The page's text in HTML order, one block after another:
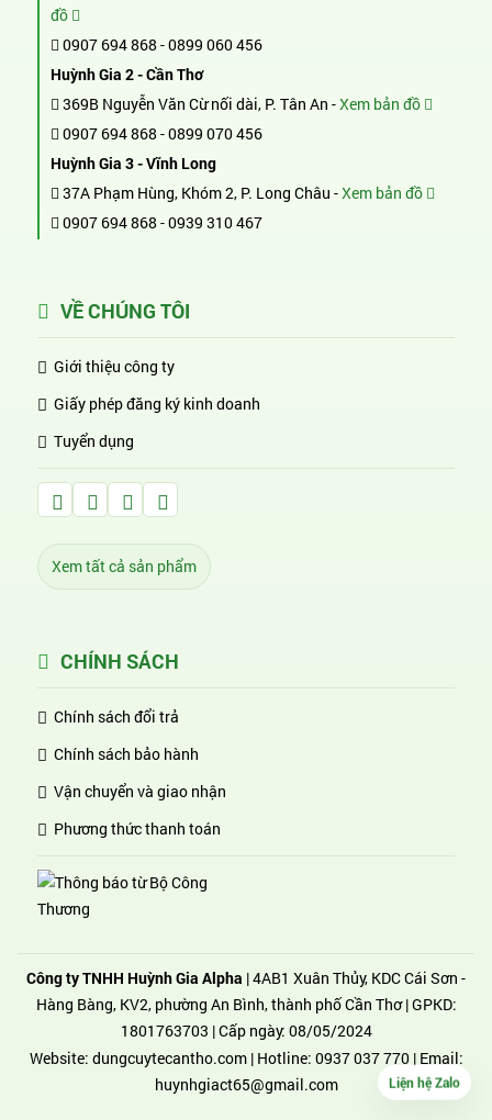
đồ
0907 694 868 -0899 060 456
Huỳnh Gia 2 - Cần Thơ
369B Nguyễn Văn Cừ nối dài, P. Tân An -Xem bản đồ
0907 694 868 -0899 070 456
Huỳnh Gia 3 - Vĩnh Long
37A Phạm Hùng, Khóm 2, P. Long Châu -Xem bản đồ
0907 694 868 -0939 310 467
VỀ CHÚNG TÔI
Giới thiệu công ty
Giấy phép đăng ký kinh doanh
Tuyển dụng
Facebook Huỳnh Gia Alpha
LinkedIn Huỳnh Gia Alpha
YouTube Huỳnh Gia Alpha
Twitter Huỳnh Gia Alpha
Xem tất cả sản phẩm
CHÍNH SÁCH
Chính sách đổi trả
Chính sách bảo hành
Vận chuyển và giao nhận
Phương thức thanh toán
Công ty TNHH Huỳnh Gia Alpha | 4AB1 Xuân Thủy, KDC Cái Sơn -
Hàng Bàng, KV2, phường An Bình, thành phố Cần Thơ | GPKD:
1801763703 | Cấp ngày: 08/05/2024
Website: dungcuytecantho.com| Hotline: 0937 037 770| Email:
huynhgiact65@gmail.com
Liện hệ Zalo